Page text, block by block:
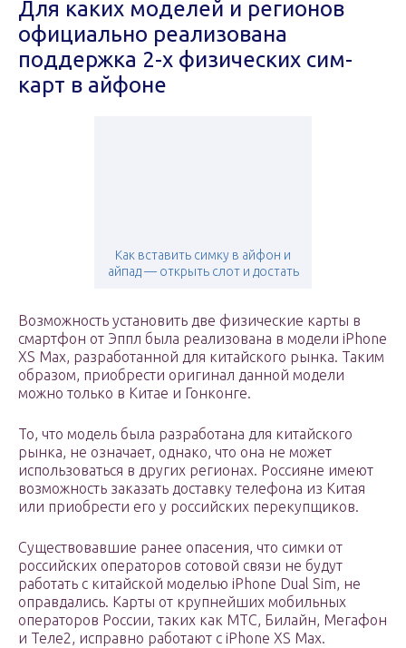
Для каких моделей и регионов
официально реализована
поддержка 2-х физических сим-
карт в айфоне
Как вставить симку в айфон и
айпад — открыть слот и достать
Возможность установить две физические карты в
смартфон от Эппл была реализована в модели iPhone
XS Max, разработанной для китайского рынка. Таким
образом, приобрести оригинал данной модели
можно только в Китае и Гонконге.
То, что модель была разработана для китайского
рынка, не означает, однако, что она не может
использоваться в других регионах. Россияне имеют
возможность заказать доставку телефона из Китая
или приобрести его у российских перекупщиков.
Существовавшие ранее опасения, что симки от
российских операторов сотовой связи не будут
работать с китайской моделью iPhone Dual Sim, не
оправдались. Карты от крупнейших мобильных
операторов России, таких как МТС, Билайн, Мегафон
и Теле2, исправно работают с iPhone XS Max.